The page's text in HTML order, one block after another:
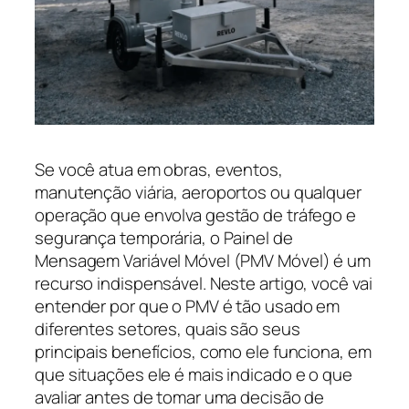
Se você atua em obras, eventos,
manutenção viária, aeroportos ou qualquer
operação que envolva gestão de tráfego e
segurança temporária, o Painel de
Mensagem Variável Móvel (PMV Móvel) é um
recurso indispensável. Neste artigo, você vai
entender por que o PMV é tão usado em
diferentes setores, quais são seus
principais benefícios, como ele funciona, em
que situações ele é mais indicado e o que
avaliar antes de tomar uma decisão de